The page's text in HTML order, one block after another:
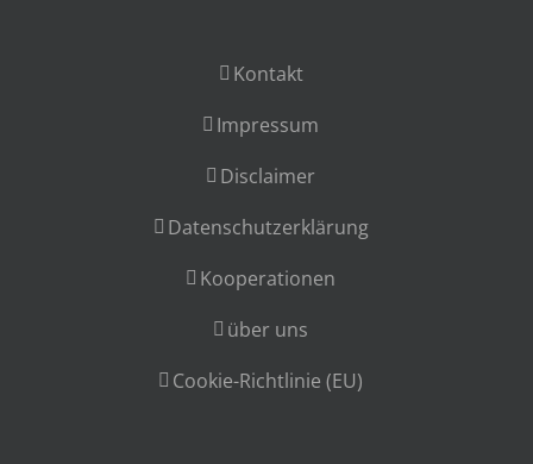
Kontakt
Impressum
Disclaimer
Datenschutzerklärung
Kooperationen
über uns
Cookie-Richtlinie (EU)